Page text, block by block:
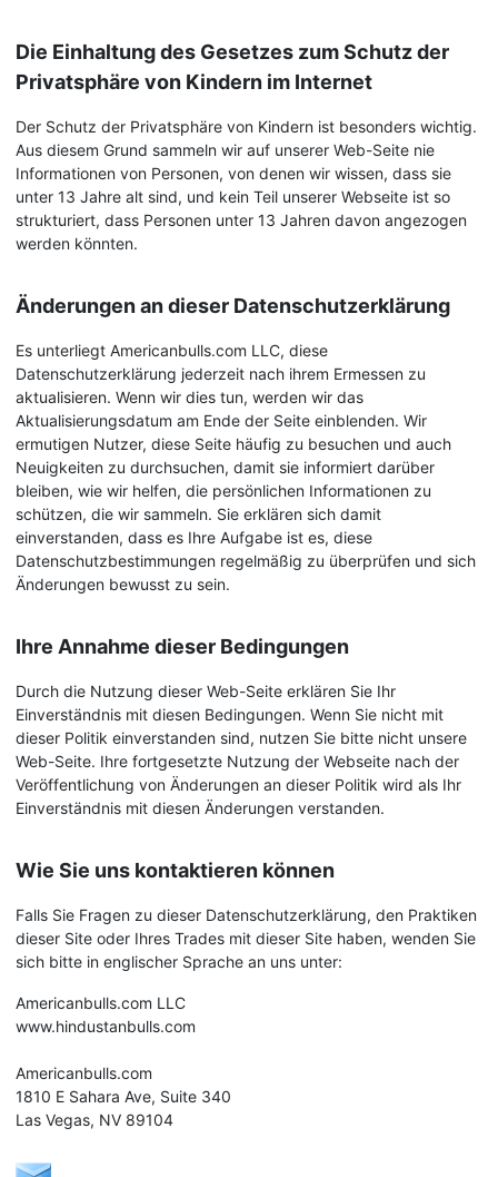
Die Einhaltung des Gesetzes zum Schutz der
Privatsphäre von Kindern im Internet
Der Schutz der Privatsphäre von Kindern ist besonders wichtig.
Aus diesem Grund sammeln wir auf unserer Web-Seite nie
Informationen von Personen, von denen wir wissen, dass sie
unter 13 Jahre alt sind, und kein Teil unserer Webseite ist so
strukturiert, dass Personen unter 13 Jahren davon angezogen
werden könnten.
Änderungen an dieser Datenschutzerklärung
Es unterliegt Americanbulls.com LLC, diese
Datenschutzerklärung jederzeit nach ihrem Ermessen zu
aktualisieren. Wenn wir dies tun, werden wir das
Aktualisierungsdatum am Ende der Seite einblenden. Wir
ermutigen Nutzer, diese Seite häufig zu besuchen und auch
Neuigkeiten zu durchsuchen, damit sie informiert darüber
bleiben, wie wir helfen, die persönlichen Informationen zu
schützen, die wir sammeln. Sie erklären sich damit
einverstanden, dass es Ihre Aufgabe ist es, diese
Datenschutzbestimmungen regelmäßig zu überprüfen und sich
Änderungen bewusst zu sein.
Ihre Annahme dieser Bedingungen
Durch die Nutzung dieser Web-Seite erklären Sie Ihr
Einverständnis mit diesen Bedingungen. Wenn Sie nicht mit
dieser Politik einverstanden sind, nutzen Sie bitte nicht unsere
Web-Seite. Ihre fortgesetzte Nutzung der Webseite nach der
Veröffentlichung von Änderungen an dieser Politik wird als Ihr
Einverständnis mit diesen Änderungen verstanden.
Wie Sie uns kontaktieren können
Falls Sie Fragen zu dieser Datenschutzerklärung, den Praktiken
dieser Site oder Ihres Trades mit dieser Site haben, wenden Sie
sich bitte in englischer Sprache an uns unter:
Americanbulls.com LLC
www.hindustanbulls.com
Americanbulls.com
1810 E Sahara Ave, Suite 340
Las Vegas, NV 89104